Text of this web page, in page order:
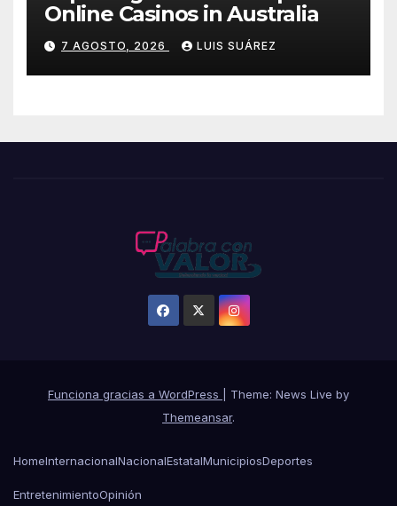
Online Casinos in Australia
7 AGOSTO, 2026 LUIS SUÁREZ
Funciona gracias a WordPress
Theme: News Live by
Themeansar.
HomeInternacionalNacionalEstatalMunicipiosDeportes
EntretenimientoOpinión